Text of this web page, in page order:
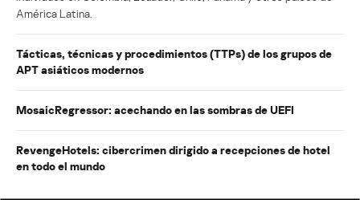
América Latina.
Tácticas, técnicas y procedimientos (TTPs) de los grupos de
APT asiáticos modernos
MosaicRegressor: acechando en las sombras de UEFI
RevengeHotels: cibercrimen dirigido a recepciones de hotel
en todo el mundo